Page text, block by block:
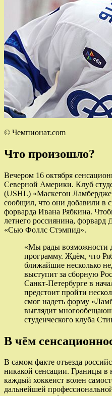
© Чемпионат.com
Что произошло?
Вечером 16 октября
Северной Америки. Клуб
(USHL) «Маскегон
сообщил, что они добавили в
форварда Ивана Рябкина.
летнего россиянина,
«Сью Фоллс Стэмпид».
«Мы рады возможности
программу. Ждём, что
ближайшие несколько
выступит за сборную
Санкт‑Петербурге в
предстоит пройти
смог надеть форму
выглядит
студенческого клуба
В чём
В самом факте отъезда
никакой сенсации. Границы в
каждый хоккеист волен
дальнейшей